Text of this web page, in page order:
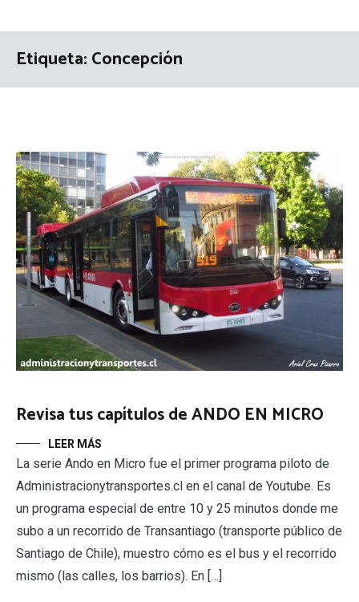
Etiqueta:Concepción
Revisa tus capítulos de ANDO EN MICRO
LEER MÁS
La serie Ando en Micro fue el primer programa piloto de
Administracionytransportes.cl en el canal de Youtube. Es
un programa especial de entre 10 y 25 minutos donde me
subo a un recorrido de Transantiago (transporte público de
Santiago de Chile), muestro cómo es el bus y el recorrido
mismo (las calles, los barrios). En […]